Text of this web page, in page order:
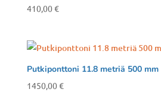
410,00€
Putkiponttoni 11.8 metriä 500 mm
1450,00€